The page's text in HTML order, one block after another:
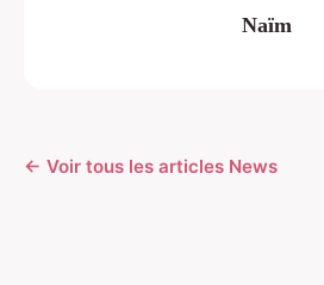
Naïm
← Voir tous les articles News